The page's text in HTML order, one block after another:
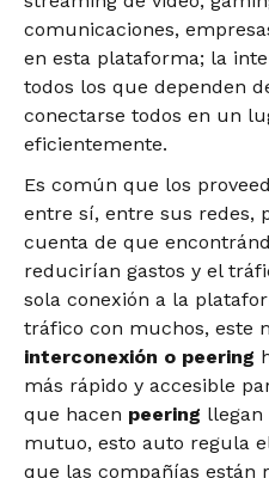
comunicaciones,
en esta plataforma; la
todos los que dependen
conectarse todos en un
eficientemente.
Es común que los
entre sí, entre sus redes,
cuenta de que
reducirían gastos y el
sola conexión a la
tráfico con muchos, este
interconexión o peering
más rápido y accesible
que hacen peering llegan
mutuo, esto auto regula
que las compañías están